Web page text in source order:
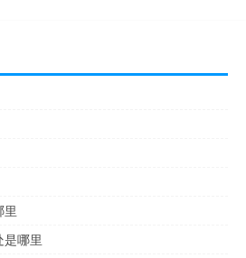
里
是哪里